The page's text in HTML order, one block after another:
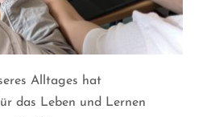
Alltages hat
das Leben und Lernen